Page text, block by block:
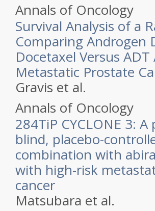
Annals of Oncology
Survival Analysis of a
Comparing Androgen
Docetaxel Versus
Metastatic Prostate
Gravis et al.
Annals of Oncology
284TiP CYCLONE 3:
blind, placebo-
combination with
with high-risk
cancer
Matsubara et al.